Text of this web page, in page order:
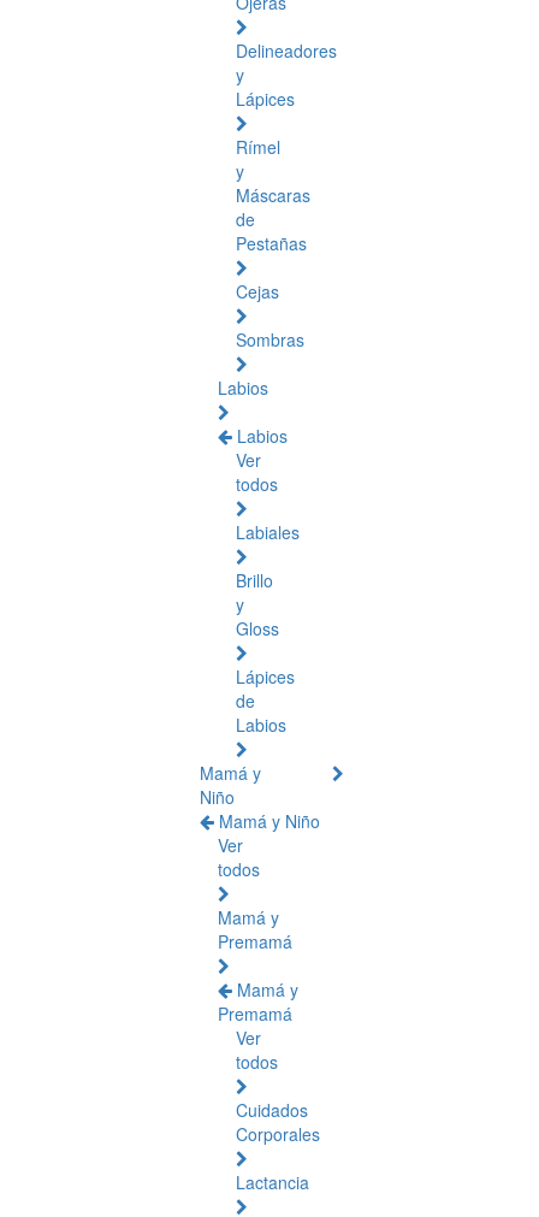
Delineadores
y
Lápices
Rímel
y
Máscaras
de
Pestañas
Cejas
Sombras
Labios
Labios
Ver
todos
Labiales
Brillo
y
Gloss
Lápices
de
Labios
Mamá y
Niño
Mamá y Niño
Ver
todos
Mamá y
Premamá
Mamá y
Premamá
Ver
todos
Cuidados
Corporales
Lactancia